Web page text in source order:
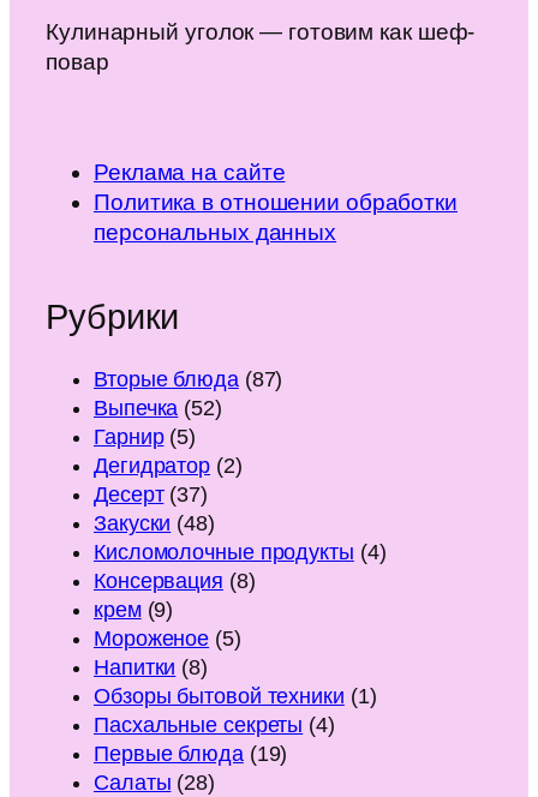
Кулинарный уголок — готовим как шеф-
повар
Реклама на сайте
Политика в отношении обработки
персональных данных
Рубрики
Вторые блюда(87)
Выпечка (52)
Гарнир(5)
Дегидратор (2)
Десерт(37)
Закуски (48)
Кисломолочные продукты (4)
Консервация (8)
крем(9)
Мороженое (5)
Напитки (8)
Обзоры бытовой техники (1)
Пасхальные секреты (4)
Первые блюда(19)
Салаты (28)